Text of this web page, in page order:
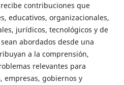
contribuciones que
educativos, organizacionales,
jurídicos, tecnológicos y de
abordados desde una
a la comprensión,
relevantes para
empresas, gobiernos y